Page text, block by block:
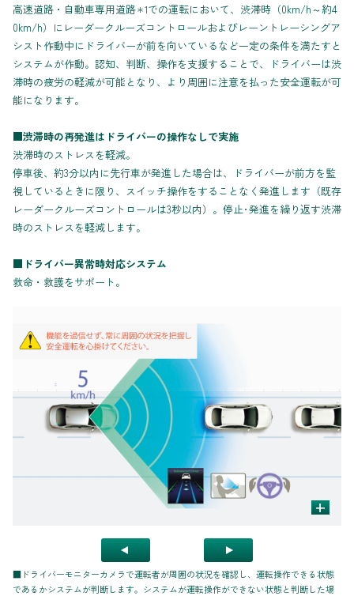
高速道路・自動車専用道路＊1での運転において、渋滞時（0km/h～約4
0km/h）にレーダークルーズコントロールおよびレーントレーシングア
シスト作動中にドライバーが前を向いているなど一定の条件を満たすと
システムが作動。認知、判断、操作を支援することで、ドライバーは渋
滞時の疲労の軽減が可能となり、より周囲に注意を払った安全運転が可
能になります。
■渋滞時の再発進はドライバーの操作なしで実施
渋滞時のストレスを軽減。
停車後、約3分以内に先行車が発進した場合は、ドライバーが前方を監
視しているときに限り、スイッチ操作をすることなく発進します（既存
レーダークルーズコントロールは3秒以内）。停止･発進を繰り返す渋滞
時のストレスを軽減します。
■ドライバー異常時対応システム
救命・救護をサポート。
+
■ドライバーモニターカメラで運転者が周囲の状況を確認し、運転操作できる状態
であるかシステムが判断します。システムが運転操作ができない状態と判断した場